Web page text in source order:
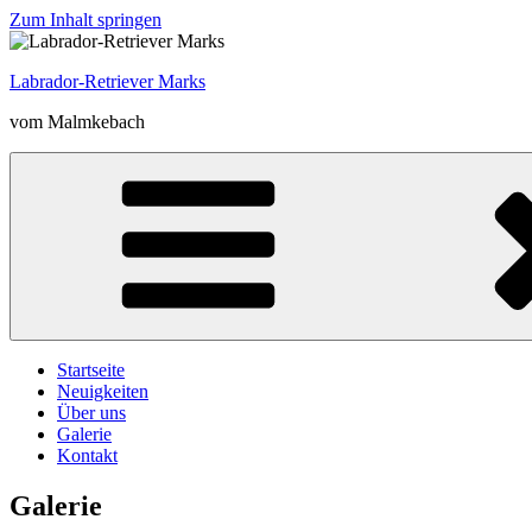
Zum Inhalt springen
Labrador-Retriever Marks
vom Malmkebach
Startseite
Neuigkeiten
Über uns
Galerie
Kontakt
Galerie